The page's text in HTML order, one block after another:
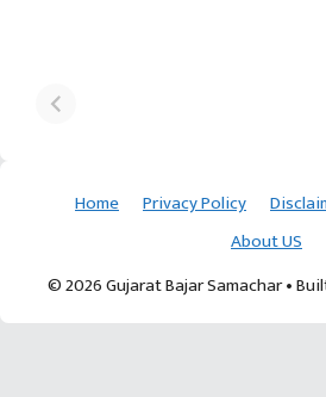
ખેડૂતની કમાલ
Home Privacy Policy
About US
© 2026 Gujarat Bajar Samachar•